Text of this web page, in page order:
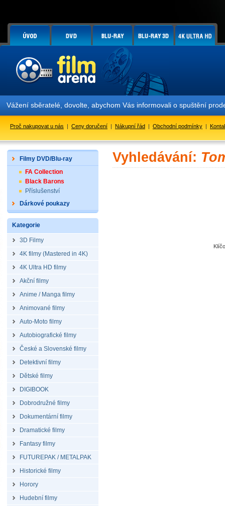
Vážení sběratelé, dovolte, abychom Vás informovali o spuštění
Proč nakupovat u nás | Ceny doručení | Nákupní řád | Obchodní podmínky |
Filmy DVD/Blu-ray
FA Collection
Black Barons
Příslušenství
Dárkové poukazy
Kategorie
3D Filmy
4K filmy (Mastered in 4K)
4K Ultra HD filmy
Akční filmy
Anime / Manga filmy
Animované filmy
Auto-Moto filmy
Autobiografické filmy
České a Slovenské filmy
Detektivní filmy
Dětské filmy
DIGIBOOK
Dobrodružné filmy
Dokumentární filmy
Dramatické filmy
Fantasy filmy
FUTUREPAK / METALPAK
Historické filmy
Horory
Hudební filmy
Vyhledávání: